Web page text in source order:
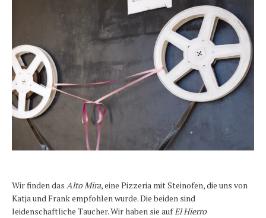
Wir finden das Alto Mira, eine Pizzeria mit Steinofen, die uns von
Katja und Frank empfohlen wurde. Die beiden sind
leidenschaftliche Taucher. Wir haben sie aufEl Hierro